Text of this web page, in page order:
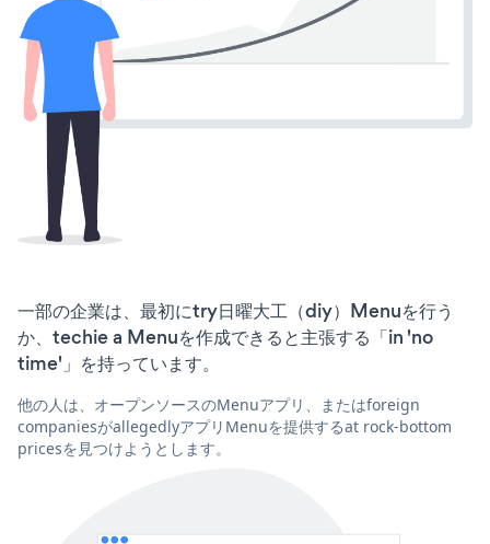
一部の企業は、最初にtry日曜大工（diy）Menuを行う
か、techie a Menuを作成できると主張する「in 'no
time'」を持っています。
他の人は、オープンソースのMenuアプリ、またはforeign
companiesがallegedlyアプリMenuを提供するat rock-bottom
pricesを見つけようとします。